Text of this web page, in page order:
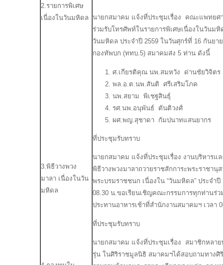
2.รายการพิเศษ
เนื่องในวันมหิดล
3.พิธีวางพวง
มาลา เนื่องในวัน
มหิดล
นายกสมาคม แจ้งที่ประชุมเรื่อง คณะแพทยศ
ร่วมรับโทรศัพท์ในรายการพิเศษเนื่องในวันม
วันมหิดล ประจำปี 2559 ในวันศุกร์ที่ 16 กันยา
กองทัพบก (ททบ.5) สมาคมส่ง 5 ท่าน ดังนี้
ศ.เกียรติคุณ นพ.สมหวัง ด่านชัยวิจิตร
พล.อ.ต.นพ.สันติ ศรีเสริมโภค
นพ.สยาม พิเชฐสินธุ์
รศ.นพ.อนุพันธ์ ตันติวงศ์
ผศ.พญ.สุชาดา กัมปนาทแสนยากร
ที่ประชุมรับทราบ
นายกสมาคม แจ้งที่ประชุมเรื่อง งานบริหาร
พิธีวางพวงมาลาถวายราชสักการะพระราชา
พระบรมราชชนก เนื่องใน “วันมหิดล” ประจำ
08.30 น.ขอเรียนเชิญคณะกรรมการทุกท่านร่ว
ประทานอาหารเช้าที่สำนักงานสมาคมฯ เวลา
ที่ประชุมรับทราบ
นายกสมาคม แจ้งที่ประชุมเรื่อง สมาชิกหลา
รุ่น ในศิริราชมูลนิธิ สมาคมฯได้สอบถามทาง